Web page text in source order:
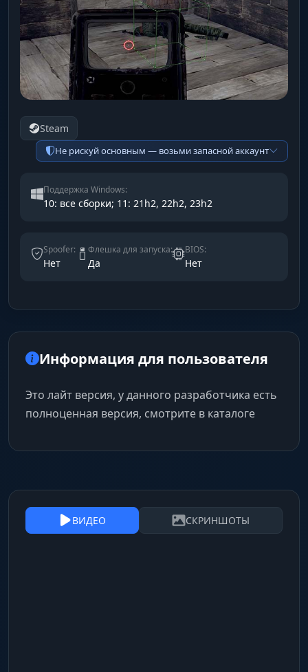
Steam
Не рискуй основным — возьми запасной аккаунт
Поддержка Windows:
10: все сборки; 11: 21h2, 22h2, 23h2
Spoofer:
Нет
Флешка для запуска:
Да
BIOS:
Нет
Информация для пользователя
Это лайт версия, у данного разработчика есть
полноценная версия, смотрите в каталоге
ВИДЕО СКРИНШОТЫ